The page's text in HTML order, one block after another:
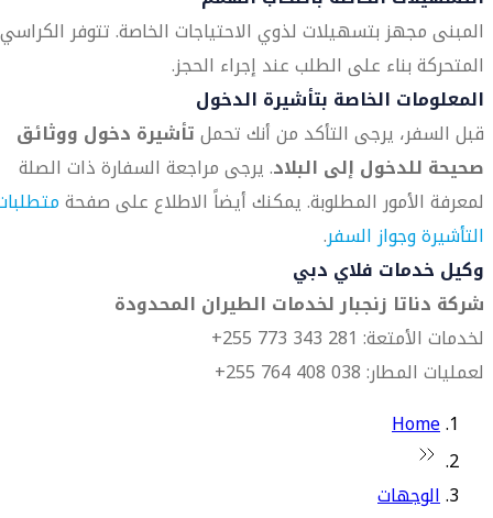
المبنى مجهز بتسهيلات لذوي الاحتياجات الخاصة. تتوفر الكراسي
المتحركة بناء على الطلب عند إجراء الحجز.
المعلومات الخاصة بتأشيرة الدخول
قبل السفر، يرجى التأكد من أنك تحملتأشيرة دخول ووثائق
صحيحة للدخول إلى البلاد. يرجى مراجعة السفارة ذات الصلة
لمعرفة الأمور المطلوبة. يمكنك أيضاً الاطلاع على صفحة
التأشيرة وجواز السفر.
وكيل خدمات فلاي دبي
شركة دناتا زنجبار لخدمات الطيران المحدودة
لخدمات الأمتعة: 281 343 773 255+
لعمليات المطار: 038 408 764 255+
Home
الوجهات